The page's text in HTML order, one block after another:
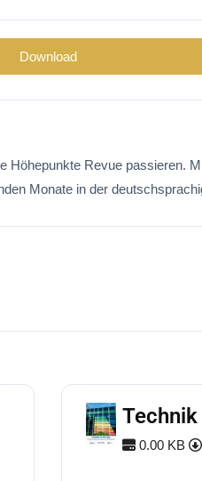
Download
Revue passieren.
Monate in der
0.00 KB